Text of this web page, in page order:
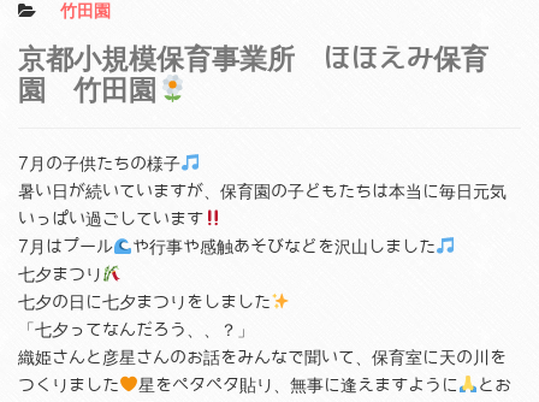
竹田園
京都小規模保育事業所 ほほえみ保育
園 竹田園
7月の子供たちの様子
暑い日が続いていますが、保育園の子どもたちは本当に毎日元気
いっぱい過ごしています
7月はプール
や行事や感触あそびなどを沢山しました
七夕まつり
七夕の日に七夕まつりをしました
「七夕ってなんだろう、、？」
織姫さんと彦星さんのお話をみんなで聞いて、保育室に天の川を
つくりました
星をペタペタ貼り、無事に逢えますように
とお